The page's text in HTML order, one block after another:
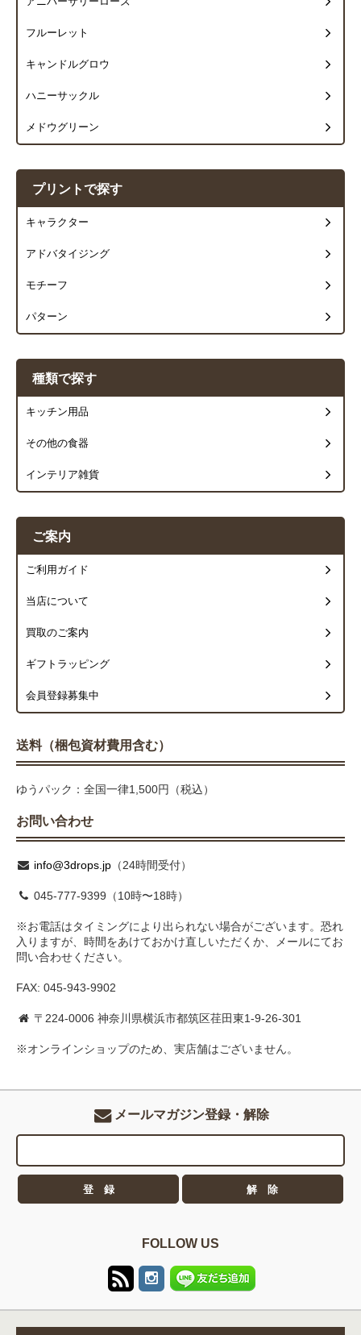
フルーレット
キャンドルグロウ
ハニーサックル
メドウグリーン
プリントで探す
キャラクター
アドバタイジング
モチーフ
パターン
種類で探す
キッチン用品
その他の食器
インテリア雑貨
ご案内
ご利用ガイド
当店について
買取のご案内
ギフトラッピング
会員登録募集中
送料（梱包資材費用含む）
ゆうパック：全国一律1,500円（税込）
お問い合わせ
info@3drops.jp （24時間受付）
045-777-9399（10時〜18時）
※お電話はタイミングにより出られない場合がございます。恐れ
入りますが、時間をあけておかけ直しいただくか、メールにてお
問い合わせください。
FAX: 045-943-9902
〒224-0006 神奈川県横浜市都筑区荏田東1-9-26-301
※オンラインショップのため、実店舗はございません。
メールマガジン登録・解除
FOLLOW US